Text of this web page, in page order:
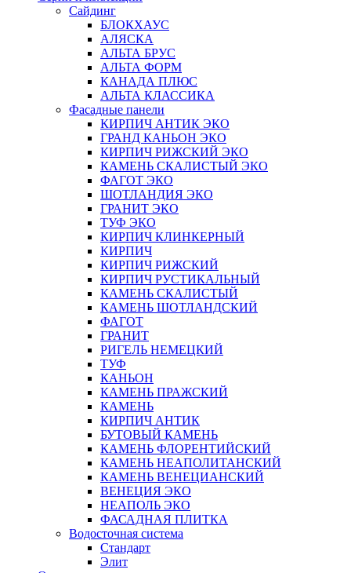
Сайдинг
БЛОКХАУС
АЛЯСКА
АЛЬТА БРУС
АЛЬТА ФОРМ
КАНАДА ПЛЮС
АЛЬТА КЛАССИКА
Фасадные панели
КИРПИЧ АНТИК ЭКО
ГРАНД КАНЬОН ЭКО
КИРПИЧ РИЖСКИЙ ЭКО
КАМЕНЬ СКАЛИСТЫЙ ЭКО
ФАГОТ ЭКО
ШОТЛАНДИЯ ЭКО
ГРАНИТ ЭКО
ТУФ ЭКО
КИРПИЧ КЛИНКЕРНЫЙ
КИРПИЧ
КИРПИЧ РИЖСКИЙ
КИРПИЧ РУСТИКАЛЬНЫЙ
КАМЕНЬ СКАЛИСТЫЙ
КАМЕНЬ ШОТЛАНДСКИЙ
ФАГОТ
ГРАНИТ
РИГЕЛЬ НЕМЕЦКИЙ
ТУФ
КАНЬОН
КАМЕНЬ ПРАЖСКИЙ
КАМЕНЬ
КИРПИЧ АНТИК
БУТОВЫЙ КАМЕНЬ
КАМЕНЬ ФЛОРЕНТИЙСКИЙ
КАМЕНЬ НЕАПОЛИТАНСКИЙ
КАМЕНЬ ВЕНЕЦИАНСКИЙ
ВЕНЕЦИЯ ЭКО
НЕАПОЛЬ ЭКО
ФАСАДНАЯ ПЛИТКА
Водосточная система
Стандарт
Элит